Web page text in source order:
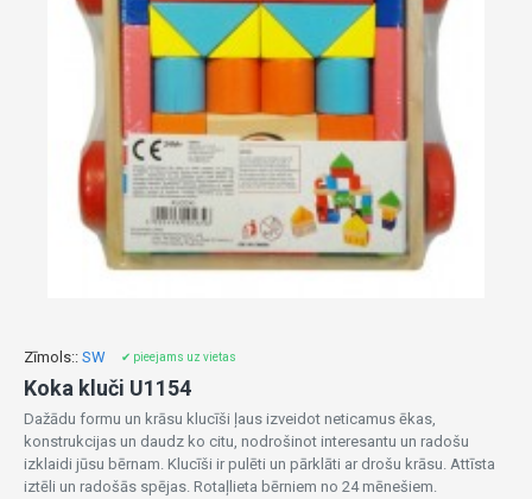
Zīmols:: SW ✔ pieejams uz vietas
Koka kluči U1154
Dažādu formu un krāsu klucīši ļaus izveidot neticamus ēkas,
konstrukcijas un daudz ko citu, nodrošinot interesantu un radošu
izklaidi jūsu bērnam. Klucīši ir pulēti un pārklāti ar drošu krāsu. Attīsta
iztēli un radošās spējas. Rotaļlieta bērniem no 24 mēnešiem.